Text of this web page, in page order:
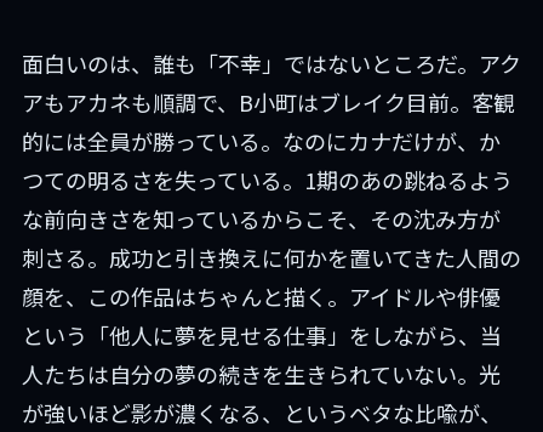
面白いのは、誰も「不幸」ではないところだ。アク
アもアカネも順調で、B小町はブレイク目前。客観
的には全員が勝っている。なのにカナだけが、か
つての明るさを失っている。1期のあの跳ねるよう
な前向きさを知っているからこそ、その沈み方が
刺さる。成功と引き換えに何かを置いてきた人間の
顔を、この作品はちゃんと描く。アイドルや俳優
という「他人に夢を見せる仕事」をしながら、当
人たちは自分の夢の続きを生きられていない。光
が強いほど影が濃くなる、というベタな比喩が、